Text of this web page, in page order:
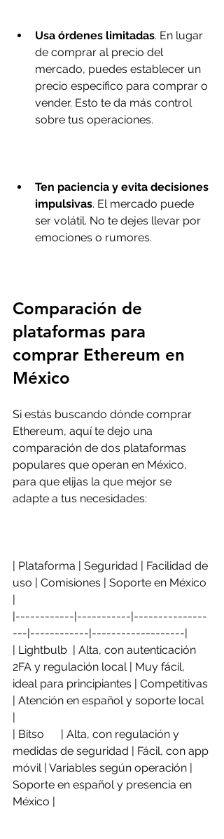
Usa órdenes limitadas. En lugar
de comprar al precio del
mercado, puedes establecer un
precio específico para comprar o
vender. Esto te da más control
sobre tus operaciones.
Ten paciencia y evita decisiones
impulsivas. El mercado puede
ser volátil. No te dejes llevar por
emociones o rumores.
Comparación de
plataformas para
comprar Ethereum en
México
Si estás buscando dónde comprar
Ethereum, aquí te dejo una
comparación de dos plataformas
populares que operan en México,
para que elijas la que mejor se
adapte a tus necesidades:
| Plataforma | Seguridad | Facilidad de
uso | Comisiones | Soporte en México
|
|------------|-----------|---------------
---|------------|-------------------|
| Lightbulb  | Alta, con autenticación
2FA y regulación local | Muy fácil,
ideal para principiantes | Competitivas
| Atención en español y soporte local
|
| Bitso      | Alta, con regulación y
medidas de seguridad | Fácil, con app
móvil | Variables según operación |
Soporte en español y presencia en
México |